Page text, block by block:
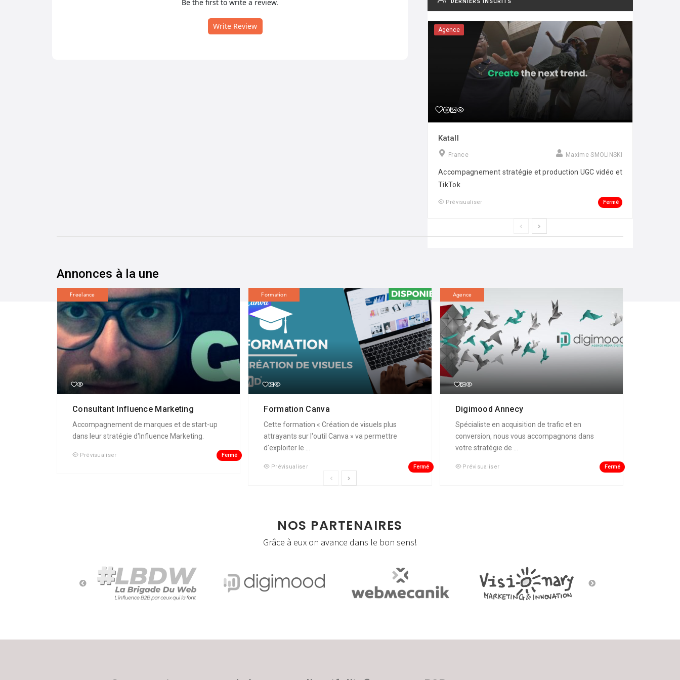
Be the first to write a review.
Write Review
DERNIERS INSCRITS
Agence
Katall
France Maxime SMOLINSKI
Accompagnement stratégie et production UGC vidéo et
TikTok
Prévisualiser Fermé
Annonces à la une
Freelance
Consultant Influence Marketing
Accompagnement de marques et de start-up
dans leur stratégie d'Influence Marketing.
Prévisualiser Fermé
Formation
Formation Canva
Cette formation « Création de visuels plus
attrayants sur l'outil Canva » va permettre
d'exploiter le ...
Prévisualiser Fermé
Agence
Digimood Annecy
Spécialiste en acquisition de trafic et en
conversion, nous vous accompagnons dans
votre stratégie de ...
Prévisualiser Fermé
NOS PARTENAIRES
Grâce à eux on avance dans le bon sens!